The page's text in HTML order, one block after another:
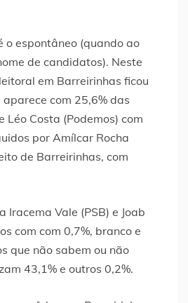
o espontâneo (quando ao
de candidatos). Neste
em Barreirinhas ficou
com 25,6% das
Léo Costa (Podemos) com
por Amílcar Rocha
de Barreirinhas, com
Iracema Vale (PSB) e Joab
com com 0,7%, branco e
que não sabem ou não
43,1% e outros 0,2%.